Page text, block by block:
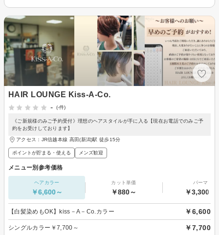
HAIR LOUNGE Kiss-A-Co.
-
(-件)
《ご新規様のみご予約受付》理想のヘアスタイルが手に入る【現在お電話でのみご予
約をお受けしております】
アクセス：JR信越本線 高田(新潟)駅 徒歩15分
ポイントが貯まる・使える メンズ歓迎
メニュー別参考価格
ヘアカラー
￥6,600～
カット単価
￥880～
パーマ
￥3,300～
【白髪染めもOK】kiss－A－Co.カラー ￥6,600
シングルカラー￥7,700～ ￥7,700